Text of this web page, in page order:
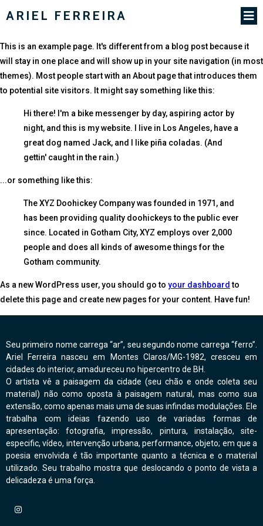
ARIEL FERREIRA
This is an example page. It's different from a blog post because it
will stay in one place and will show up in your site navigation (in most
themes). Most people start with an About page that introduces them
to potential site visitors. It might say something like this:
Hi there! I'm a bike messenger by day, aspiring actor by
night, and this is my website. I live in Los Angeles, have a
great dog named Jack, and I like piña coladas. (And
gettin' caught in the rain.)
...or something like this:
The XYZ Doohickey Company was founded in 1971, and
has been providing quality doohickeys to the public ever
since. Located in Gotham City, XYZ employs over 2,000
people and does all kinds of awesome things for the
Gotham community.
As a new WordPress user, you should go to your dashboard to
delete this page and create new pages for your content. Have fun!
Seu primeiro nome carrega “ar”, seu segundo nome carrega “ferro”.
Ariel Ferreira nasceu em Montes Claros/MG-1982, cresceu em
cidades do interior, amadureceu no hipercentro de BH.
O artista vê a paisagem da cidade (seu chão e onde coleta seu
material) não como oposta à paisagem natural, mas como sua
extensão, como apenas mais uma de suas infindas modulações. Ele
trabalha com ideias fazendo uso de variadas formas de
apresentação: fotografia, impressão, pintura, instalação, site-
especific, vídeo, intervenção urbana, performance, objeto; em que a
poesia envolvida é tão importante quanto a técnica e o material
utilizado. Seu trabalho mostra que deslocando o ponto de vista a
delicadeza é uma força.